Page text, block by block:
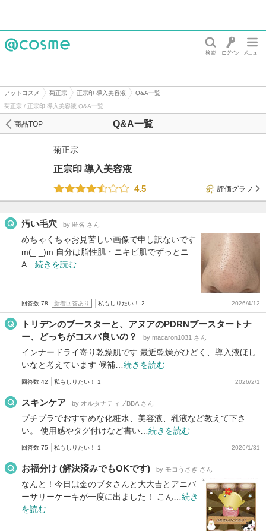
アットコスメ 菊正宗 正宗印 導入美容液
Q&A一覧
菊正宗 / 正宗印 導入美容液 Q&A一覧
Q&A一覧
商品TOP
菊正宗
正宗印 導入美容液
4.5
評価グラフ
汚い毛穴 by 匿名 さん
めちゃくちゃお見苦しい画像で申し訳ないです
m(_ _)m 自分は脂性肌・ニキビ肌でずっとニ
A… 続きを読む
回答数 78 新着回答あり 私もしりたい！ 2 2026/4/12
トリデンのブースターと、アヌアのPDRNブースタートナ
ー、どっちがコスパ良いの？
by macaron1031 さん
インナードライ寄り乾燥肌です 最近乾燥がひどく、導入液ほし
いなと考えています 候補… 続きを読む
回答数 42 私もしりたい！ 1 2026/2/1
スキンケア by オルタナティブBBA さん
プチプラでおすすめな化粧水、美容液、乳液など教えて下さ
い。 使用感やタグ付けなど書い… 続きを読む
回答数 75 私もしりたい！ 1 2026/1/31
お福分け (解決済みでもOKです) by モコうさぎ さん
なんと！今日は金のブタさんと大大吉とアニバ
ーサリーケーキが一度に出ました！ こん… 続き
を読む